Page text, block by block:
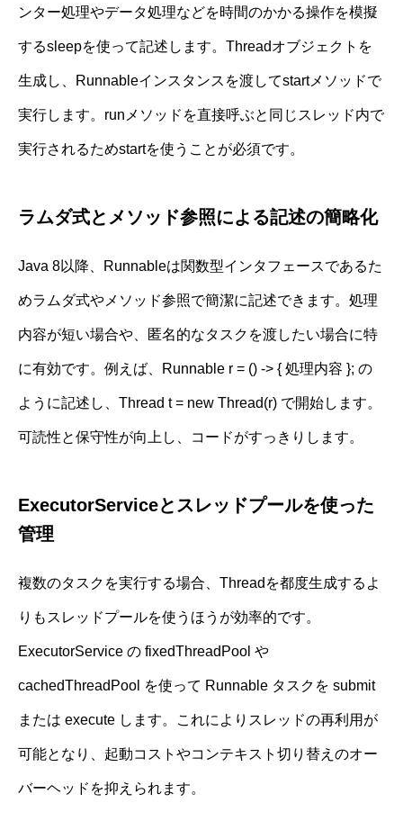
ンター処理やデータ処理などを時間のかかる操作を模擬
するsleepを使って記述します。Threadオブジェクトを
生成し、Runnableインスタンスを渡してstartメソッドで
実行します。runメソッドを直接呼ぶと同じスレッド内で
実行されるためstartを使うことが必須です。
ラムダ式とメソッド参照による記述の簡略化
Java 8以降、Runnableは関数型インタフェースであるた
めラムダ式やメソッド参照で簡潔に記述できます。処理
内容が短い場合や、匿名的なタスクを渡したい場合に特
に有効です。例えば、Runnable r = () -> { 処理内容 }; の
ように記述し、Thread t = new Thread(r) で開始します。
可読性と保守性が向上し、コードがすっきりします。
ExecutorServiceとスレッドプールを使った
管理
複数のタスクを実行する場合、Threadを都度生成するよ
りもスレッドプールを使うほうが効率的です。
ExecutorService の fixedThreadPool や
cachedThreadPool を使って Runnable タスクを submit
または execute します。これによりスレッドの再利用が
可能となり、起動コストやコンテキスト切り替えのオー
バーヘッドを抑えられます。